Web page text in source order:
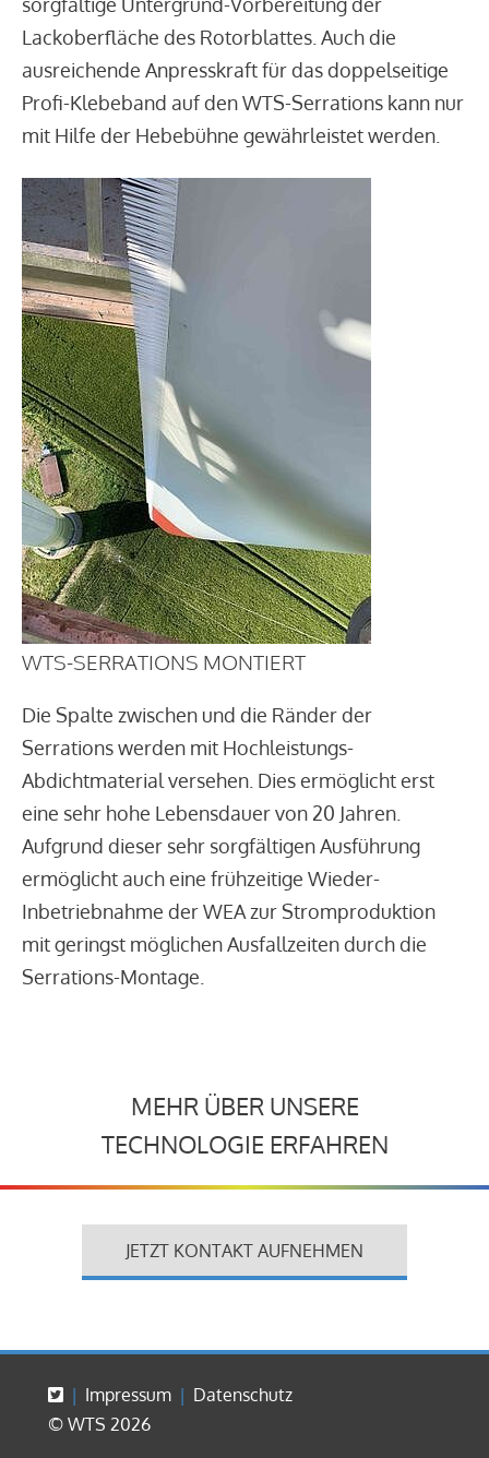
Lackoberfläche des Rotorblattes. Auch die
ausreichende Anpresskraft für das doppelseitige
Profi-Klebeband auf den WTS-Serrations kann nur
mit Hilfe der Hebebühne gewährleistet werden.
WTS-SERRATIONS MONTIERT
Die Spalte zwischen und die Ränder der
Serrations werden mit Hochleistungs-
Abdichtmaterial versehen. Dies ermöglicht erst
eine sehr hohe Lebensdauer von 20 Jahren.
Aufgrund dieser sehr sorgfältigen Ausführung
ermöglicht auch eine frühzeitige Wieder-
Inbetriebnahme der WEA zur Stromproduktion
mit geringst möglichen Ausfallzeiten durch die
Serrations-Montage.
MEHR ÜBER UNSERE
TECHNOLOGIE ERFAHREN
JETZT KONTAKT AUFNEHMEN
Impressum
Datenschutz
© WTS 2026